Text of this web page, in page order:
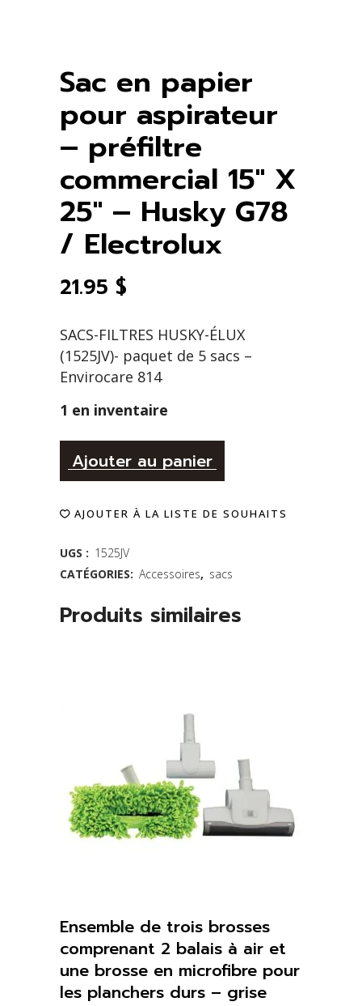
Sac en papier
pour aspirateur
– préfiltre
commercial 15″ X
25″ – Husky G78
/ Electrolux
21.95 $
SACS-FILTRES HUSKY-ÉLUX
(1525JV)- paquet de 5 sacs –
Envirocare 814
1 en inventaire
Sac
en
papier
pour
aspirateur
-
Husky
quantity
Ajouter au panier
AJOUTER À LA LISTE DE SOUHAITS
UGS : 1525JV
CATÉGORIES: Accessoires, sacs
Produits similaires
Ensemble de trois brosses
comprenant 2 balais à air et
une brosse en microfibre pour
les planchers durs – grise